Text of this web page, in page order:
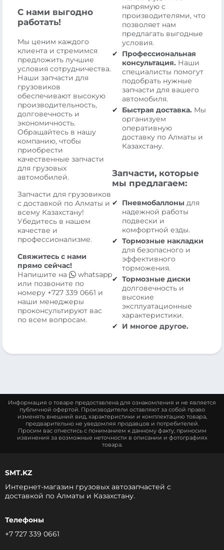
С нами выгодно
работать!
Мы ценим каждого
клиента и стремимся
предложить лучшие
условия сотрудничества.
Наши запчасти для
грузовиков
обеспечивают высокую
производительность,
долговечность и
экономичность.
Обращайтесь в нашу
компанию, чтобы
приобрести
качественные запчасти
для грузовых
автомобилей.
Запчасти для грузовиков
с доставкой по Алматы и
всему Казахстану!
Убедитесь в нашем
качестве и
профессионализме.
Свяжитесь с нами
прямо сейчас!
Напишите на
whatsapp
или позвоните по
номеру +727 339 0661 и
наши менеджеры
проконсультируют вас
по всем вопросам.
напрямую с
производителями, что
позволяет нам
предлагать выгодные
условия.
Профессиональная
консультация. Наши
специалисты помогут
подобрать нужные
запчасти для вашего
автомобиля.
Быстрая доставка. Мы
организуем
оперативную
доставку по Алматы и
Казахстану.
Запчасти, которые
мы предлагаем:
Пневмобаллоны для
надежной работы
подвески и
комфортной езды.
Тормозные накладки
для безопасного и
эффективного
торможения.
Тормозные диски
долговечность и
высокие
эксплуатационные
характеристики.
И многое другое.
Информация о товаре предоставлена для ознакомления и не является
публичной офертой. Производители оставляют за собой право
изменять внешний вид, характеристики и комплектацию товара,
предварительно не уведомляя продавцов и потребителей.
Просим вас отнестись с пониманием к данному факту, приносим
извинения за возможные неточности в описании и фотографиях
товара.
SMT.KZ
Интернет-магазин грузовых автозапчастей c
доставкой по Алматы и Казахстану.
Телефоны
+7 727 339 0661